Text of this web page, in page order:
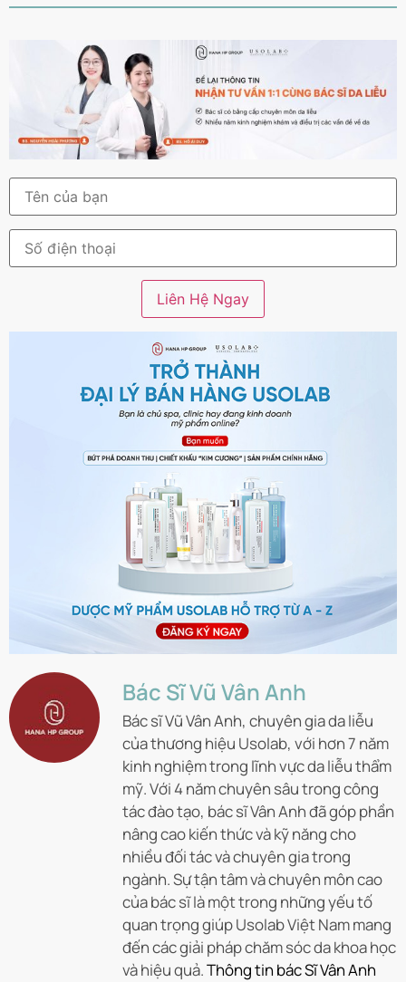
Bác Sĩ Vũ Vân Anh
Bác sĩ Vũ Vân Anh, chuyên gia da liễu
của thương hiệu Usolab, với hơn 7 năm
kinh nghiệm trong lĩnh vực da liễu thẩm
mỹ. Với 4 năm chuyên sâu trong công
tác đào tạo, bác sĩ Vân Anh đã góp phần
nâng cao kiến thức và kỹ năng cho
nhiều đối tác và chuyên gia trong
ngành. Sự tận tâm và chuyên môn cao
của bác sĩ là một trong những yếu tố
quan trọng giúp Usolab Việt Nam mang
đến các giải pháp chăm sóc da khoa học
và hiệu quả.Thông tin bác Sĩ Vân Anh